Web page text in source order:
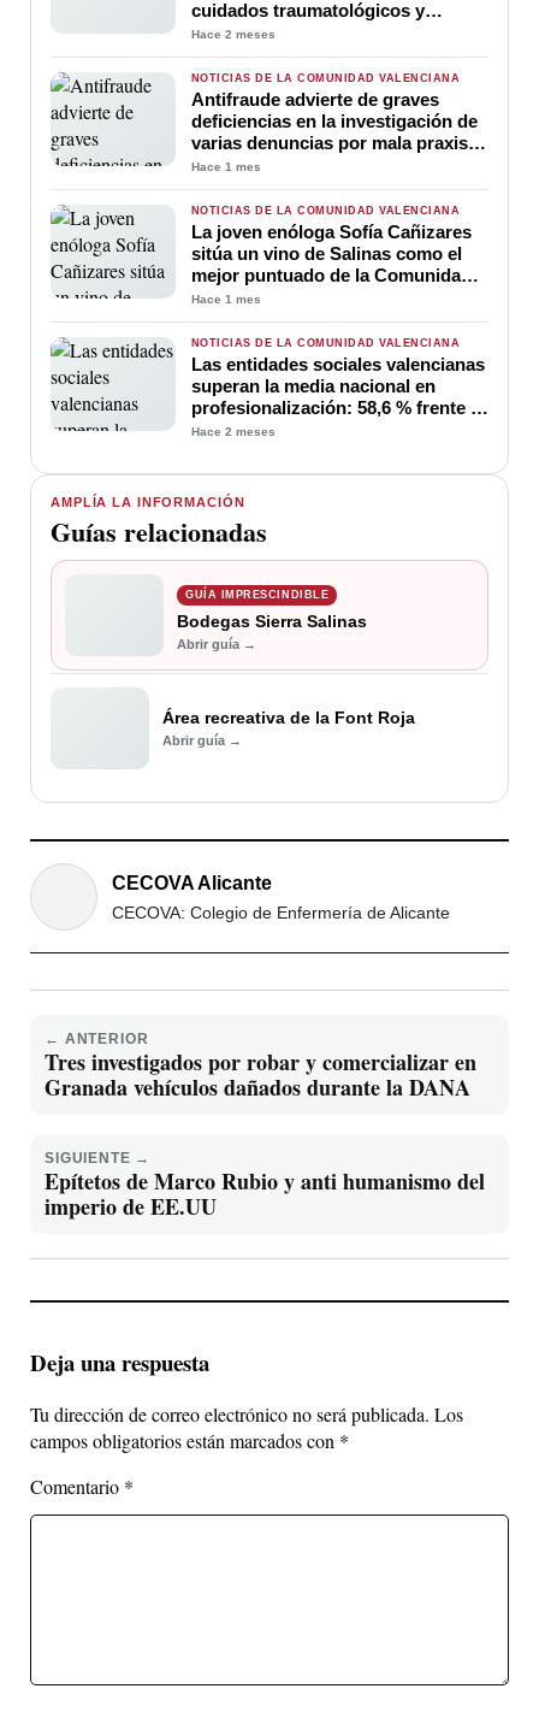
AMPLÍA LA INFORMACIÓN
Guías relacionadas
GUÍA IMPRESCINDIBLE
Bodegas Sierra Salinas
Abrir guía →
Área recreativa de la Font Roja
Abrir guía →
cuidados traumatológicos y
ortopédicos en las Jornadas
Nacionales de COT
Hace 2 meses
NOTICIAS DE LA COMUNIDAD VALENCIANA
Antifraude advierte de graves
deficiencias en la investigación de
varias denuncias por mala praxis
en Emergencias
Hace 1 mes
NOTICIAS DE LA COMUNIDAD VALENCIANA
La joven enóloga Sofía Cañizares
sitúa un vino de Salinas como el
mejor puntuado de la Comunidad
Valenciana en Decanter 2026
Hace 1 mes
NOTICIAS DE LA COMUNIDAD VALENCIANA
Las entidades sociales valencianas
superan la media nacional en
profesionalización: 58,6 % frente al
57,5 %
Hace 2 meses
CECOVA Alicante
CECOVA: Colegio de Enfermería de Alicante
← ANTERIOR
Tres investigados por robar y comercializar en
Granada vehículos dañados durante la DANA
SIGUIENTE →
Epítetos de Marco Rubio y anti humanismo del
imperio de EE.UU
Deja una respuesta
Tu dirección de correo electrónico no será publicada. Los
campos obligatorios están marcados con *
Comentario *